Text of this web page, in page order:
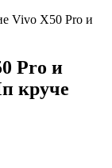
Vivo X50 Pro и
Pro и
круче